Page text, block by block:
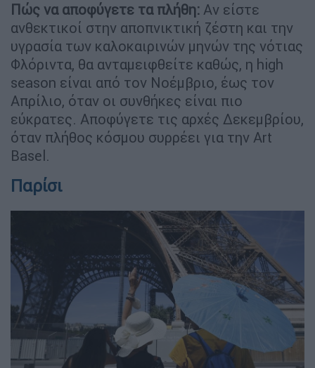
Πώς να αποφύγετε τα πλήθη: Αν είστε
ανθεκτικοί στην αποπνικτική ζέστη και την
υγρασία των καλοκαιρινών μηνών της νότιας
Φλόριντα, θα ανταμειφθείτε καθώς, η high
season είναι από τον Νοέμβριο, έως τον
Απρίλιο, όταν οι συνθήκες είναι πιο
εύκρατες. Αποφύγετε τις αρχές Δεκεμβρίου,
όταν πλήθος κόσμου συρρέει για την Art
Basel.
Παρίσι